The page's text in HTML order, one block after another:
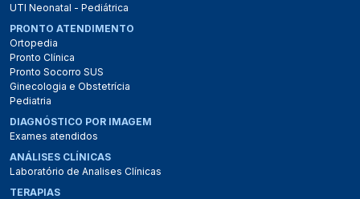
UTI Neonatal - Pediátrica
PRONTO ATENDIMENTO
Ortopedia
Pronto Clínica
Pronto Socorro SUS
Ginecologia e Obstetrícia
Pediatria
DIAGNÓSTICO POR IMAGEM
Exames atendidos
ANÁLISES CLÍNICAS
Laboratório de Analises Clínicas
TERAPIAS